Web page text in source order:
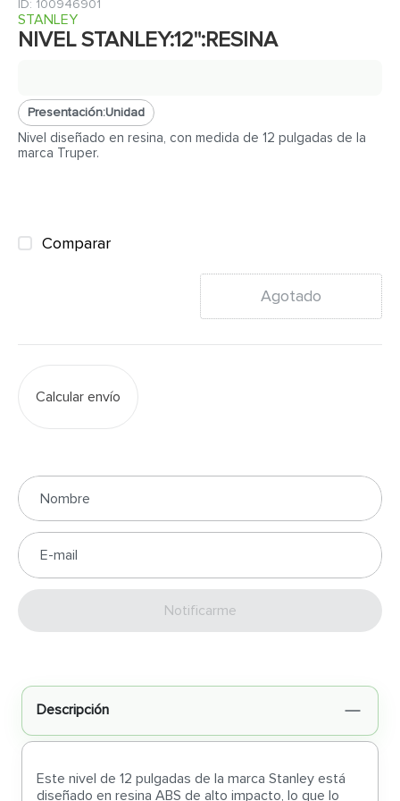
: 100946901
STANLEY
NIVEL STANLEY:12":RESINA
Presentación:Unidad
Nivel diseñado en resina, con medida de 12 pulgadas de la
marca Truper.
Comparar
Agotado
Calcular envío
Enviar
Descripción
Este nivel de 12 pulgadas de la marca Stanley está
diseñado en resina ABS de alto impacto, lo que lo
8.
azulejo